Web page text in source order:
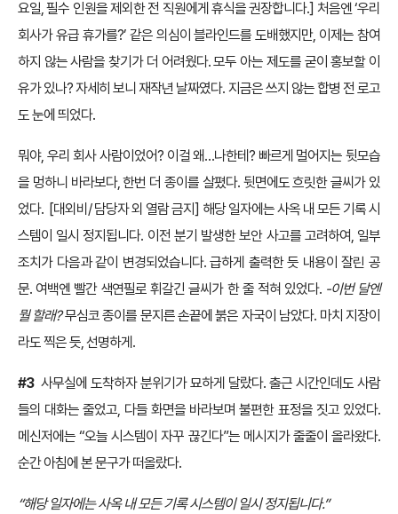
요일, 필수 인원을 제외한 전 직원에게 휴식을 권장합니다.] 처음엔 ‘우리
회사가 유급 휴가를?’ 같은 의심이 블라인드를 도배했지만, 이제는 참여
하지 않는 사람을 찾기가 더 어려웠다. 모두 아는 제도를 굳이 홍보할 이
유가 있나? 자세히 보니 재작년 날짜였다. 지금은 쓰지 않는 합병 전 로고
도 눈에 띄었다.
뭐야, 우리 회사 사람이었어? 이걸 왜…나한테? 빠르게 멀어지는 뒷모습
을 멍하니 바라보다, 한번 더 종이를 살폈다. 뒷면에도 흐릿한 글씨가 있
었다. [대외비/ 담당자 외 열람 금지] 해당 일자에는 사옥 내 모든 기록 시
스템이 일시 정지됩니다. 이전 분기 발생한 보안 사고를 고려하여, 일부
조치가 다음과 같이 변경되었습니다. 급하게 출력한 듯 내용이 잘린 공
문. 여백엔 빨간 색연필로 휘갈긴 글씨가 한 줄 적혀 있었다. -이번 달엔
뭘 할래?무심코 종이를 문지른 손끝에 붉은 자국이 남았다. 마치 지장이
라도 찍은 듯, 선명하게.
#3 사무실에 도착하자 분위기가 묘하게 달랐다. 출근 시간인데도 사람
들의 대화는 줄었고, 다들 화면을 바라보며 불편한 표정을 짓고 있었다.
메신저에는 “오늘 시스템이 자꾸 끊긴다”는 메시지가 줄줄이 올라왔다.
순간 아침에 본 문구가 떠올랐다.
“해당 일자에는 사옥 내 모든 기록 시스템이 일시 정지됩니다.”